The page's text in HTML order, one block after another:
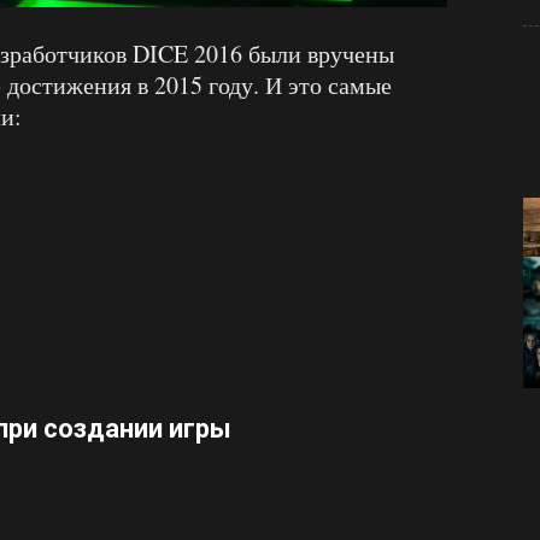
DICE 2016 были вручены
в 2015 году. И это самые
создании игры